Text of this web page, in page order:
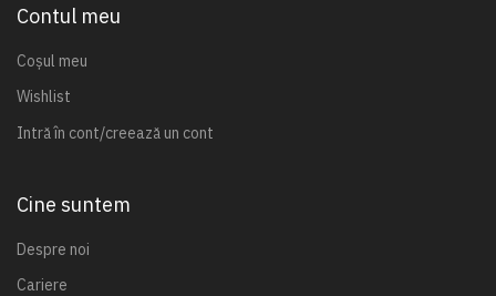
Contul meu
Coșul meu
Wishlist
Intră în cont/creează un cont
Cine suntem
Despre noi
Cariere